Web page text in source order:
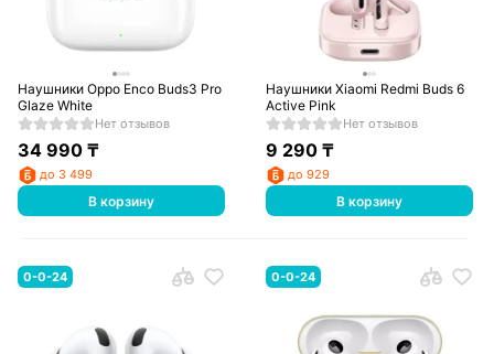
Наушники Орро Enco Buds3 Pro
Glaze White
Нет отзывов
34 990₸
до 3 499
В корзину
Наушники Xiaomi Redmi Buds 6
Active Pink
Нет отзывов
9 290 ₸
до 929
В корзину
0-0-24 0-0-24